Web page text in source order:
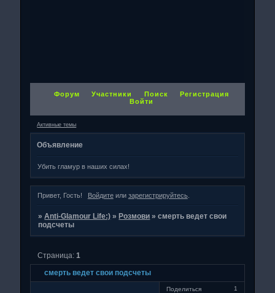
Форум Участники Поиск
Регистрация
Войти
Активные темы
Объявление
Убить гламур в наших силах!
Привет, Гость! Войдитеили зарегистрируйтесь.
»Anti-Glamour Life:) »Розмови »смерть ведет свои
подсчеты
смерть ведет свои подсчеты
Страница:1
Поделиться
1